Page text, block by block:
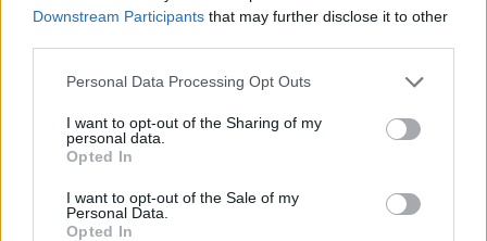
Downstream Participants that may further disclose it to other
Please note that this website/app uses one or more Google
not limited to your visit or usage behaviour. You may click to
grant or deny consent to Google and its third-party tags to
use your data for below specified purposes in below Google
consent section.
Personal Data Processing Opt Outs
I want to opt-out of the Sharing of my
personal data.
Opted In
I want to opt-out of the Sale of my
Personal Data.
Opted In